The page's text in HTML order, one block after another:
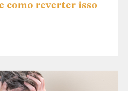
como reverter isso